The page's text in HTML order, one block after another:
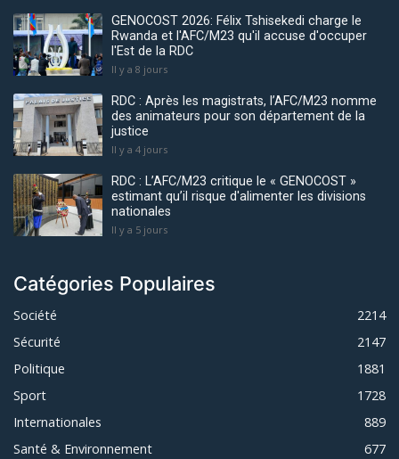
GENOCOST 2026: Félix Tshisekedi charge le
Rwanda et l'AFC/M23 qu'il accuse d'occuper
l'Est de la RDC
Il y a 8 jours
RDC : Après les magistrats, l’AFC/M23 nomme
des animateurs pour son département de la
justice
Il y a 4 jours
RDC : L’AFC/M23 critique le « GENOCOST »
estimant qu’il risque d'alimenter les divisions
nationales
Il y a 5 jours
Catégories Populaires
Société
2214
Sécurité
2147
Politique
1881
Sport
1728
Internationales
889
Santé & Environnement
677